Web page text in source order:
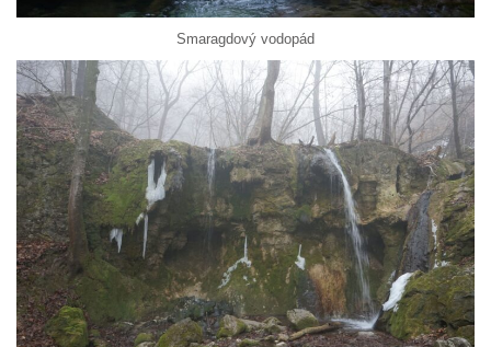
Smaragdový vodopád